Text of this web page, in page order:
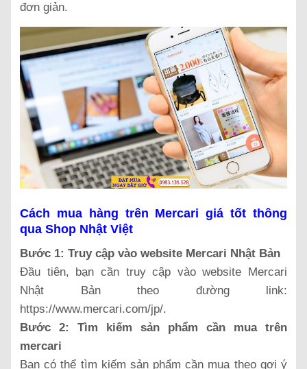
đơn giản.
Cách mua hàng trên Mercari giá tốt thông
qua Shop Nhật Việt
Bước 1: Truy cập vào website Mercari Nhật Bản
Đầu tiên, bạn cần truy cập vào website Mercari
Nhật Bản theo đường link:
https://www.mercari.com/jp/.
Bước 2: Tìm kiếm sản phẩm cần mua trên
mercari
Bạn có thể tìm kiếm sản phẩm cần mua theo gợi ý